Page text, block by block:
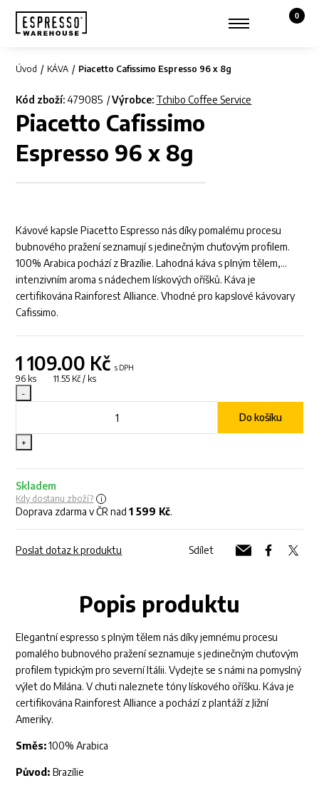
Zobrazit hledání
0
Košík,
Úvod KÁVA Piacetto Cafissimo Espresso 96 x 8g
Kód zboží:479085 Výrobce: Tchibo Coffee Service
Piacetto Cafissimo
Espresso 96 x 8g
Kávové kapsle Piacetto Espresso nás díky pomalému procesu
bubnového pražení seznamují s jedinečným chuťovým profilem.
100% Arabica pochází z Brazílie. Lahodná káva s plným tělem,
intenzivním aroma s nádechem lískových oříšků. Káva je
certifikována Rainforest Alliance. Vhodné pro kapslové kávovary
Cafissimo.
1 109.00 Kčs DPH
96 ks 11.55 Kč / ks
-
+
Do košíku
Skladem
Kdy dostanu zboží?
Doprava zdarma v ČR nad1 599 Kč.
Poslat dotaz k produktu Sdílet
Popis produktu
Elegantní espresso s plným tělem nás díky jemnému procesu
pomalého bubnového pražení seznamuje s jedinečným chuťovým
profilem typickým pro severní Itálii. Vydejte se s námi na pomyslný
výlet do Milána. V chuti naleznete tóny lískového oříšku. Káva je
certifikována Rainforest Alliance a pochází z plantáží z Jižní
Ameriky.
Směs:100% Arabica
Původ:Brazílie